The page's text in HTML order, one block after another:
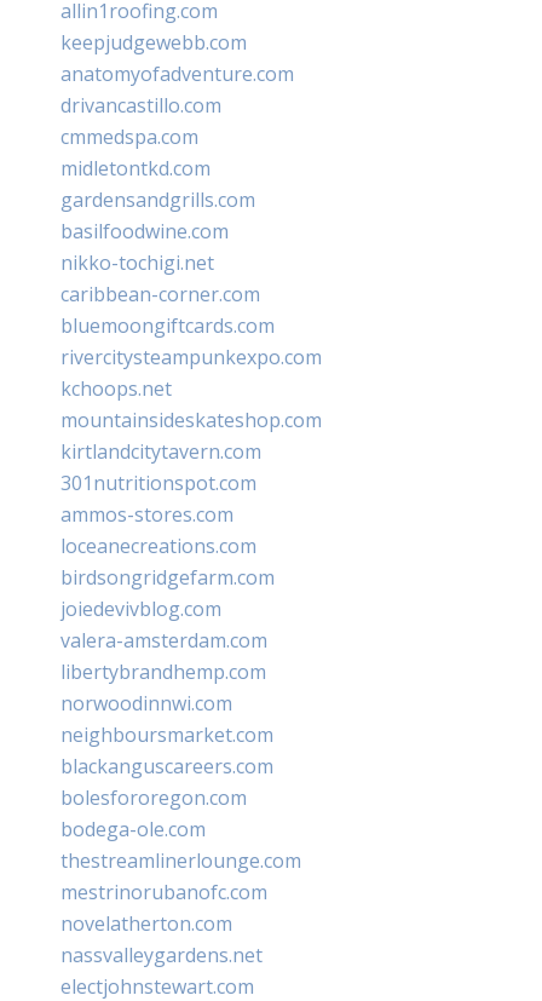
allin1roofing.com
keepjudgewebb.com
anatomyofadventure.com
drivancastillo.com
cmmedspa.com
midletontkd.com
gardensandgrills.com
basilfoodwine.com
nikko-tochigi.net
caribbean-corner.com
bluemoongiftcards.com
rivercitysteampunkexpo.com
kchoops.net
mountainsideskateshop.com
kirtlandcitytavern.com
301nutritionspot.com
ammos-stores.com
loceanecreations.com
birdsongridgefarm.com
joiedevivblog.com
valera-amsterdam.com
libertybrandhemp.com
norwoodinnwi.com
neighboursmarket.com
blackanguscareers.com
bolesfororegon.com
bodega-ole.com
thestreamlinerlounge.com
mestrinorubanofc.com
novelatherton.com
nassvalleygardens.net
electjohnstewart.com